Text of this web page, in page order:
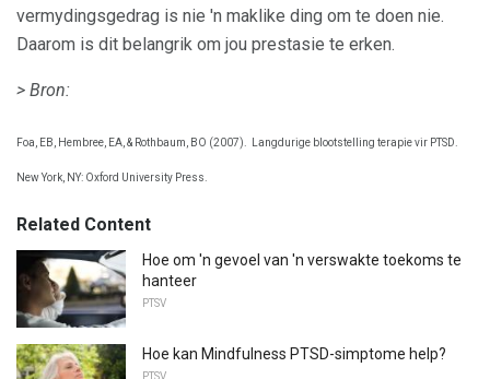
vermydingsgedrag is nie 'n maklike ding om te doen nie.
Daarom is dit belangrik om jou prestasie te erken.
> Bron:
Foa, EB, Hembree, EA, & Rothbaum, BO (2007). Langdurige blootstelling terapie vir PTSD.
New York, NY: Oxford University Press.
Related Content
Hoe om 'n gevoel van 'n verswakte toekoms te
hanteer
PTSV
Hoe kan Mindfulness PTSD-simptome help?